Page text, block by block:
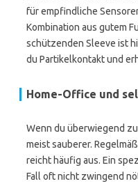
für empfindliche
Kombination aus gutem
schützenden Sleeve ist
du Partikelkontakt und
Home-Office und
Wenn du überwiegend
meist sauberer.
reicht häufig aus. Ein
Fall oft nicht zwingend